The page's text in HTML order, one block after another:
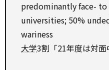
predominantly face- to
universities; 50%
wariness
大学3割「21年度は対